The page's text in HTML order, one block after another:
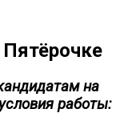
на
работы: